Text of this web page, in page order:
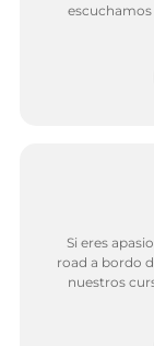
Si eres
road a bordo
nuestros